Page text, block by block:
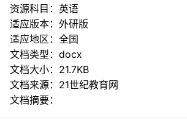
资源科目：英语
适应版本：外研版
适应地区：全国
文档类型：docx
文档大小：21.7KB
文档来源： 21世纪教育网
文档摘要：